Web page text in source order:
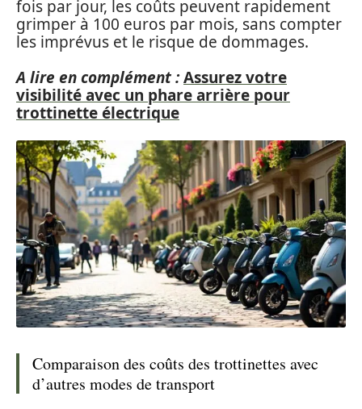
fois par jour, les coûts peuvent rapidement
grimper à 100 euros par mois, sans compter
les imprévus et le risque de dommages.
A lire en complément :Assurez votre
visibilité avec un phare arrière pour
trottinette électrique
Comparaison des coûts des trottinettes avec
d’autres modes de transport